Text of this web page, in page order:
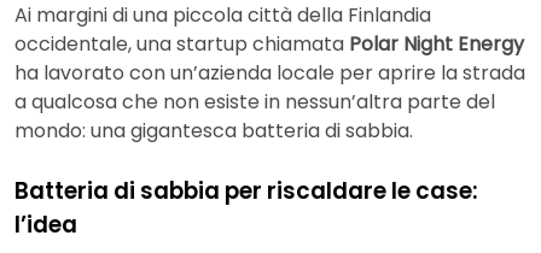
Ai margini di una piccola città della Finlandia
occidentale, una startup chiamata Polar Night Energy
ha lavorato con un’azienda locale per aprire la strada
a qualcosa che non esiste in nessun’altra parte del
mondo: una gigantesca batteria di sabbia.
Batteria di sabbia per riscaldare le case:
l’idea